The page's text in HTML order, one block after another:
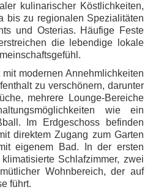
kulinarischer Köstlichkeiten,
bis zu regionalen Spezialitäten
und Osterias. Häufige Feste
die lebendige lokale
modernen Annehmlichkeiten
zu verschönern, darunter
mehrere Lounge-Bereiche
wie ein
Im Erdgeschoss befinden
direktem Zugang zum Garten
eigenem Bad. In der ersten
Schlafzimmer, zwei
Wohnbereich, der auf
führt.